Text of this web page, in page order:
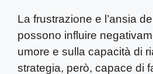
La frustrazione e l’ansia
possono influire
umore e sulla capacità di
strategia, però, capace di